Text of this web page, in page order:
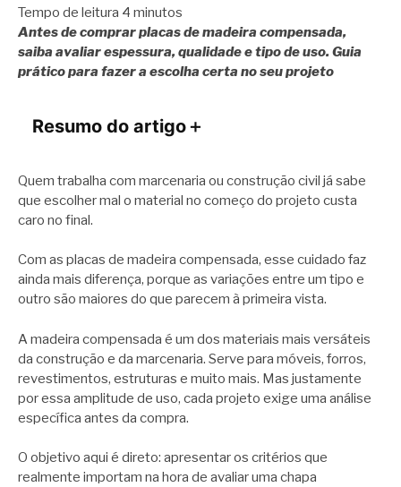
Tempo de leitura 4 minutos
Antes de comprar placas de madeira compensada,
saiba avaliar espessura, qualidade e tipo de uso. Guia
prático para fazer a escolha certa no seu projeto
Resumo do artigo＋
Quem trabalha com marcenaria ou construção civil já sabe
que escolher mal o material no começo do projeto custa
caro no final.
Com as placas de madeira compensada, esse cuidado faz
ainda mais diferença, porque as variações entre um tipo e
outro são maiores do que parecem à primeira vista.
A madeira compensada é um dos materiais mais versáteis
da construção e da marcenaria. Serve para móveis, forros,
revestimentos, estruturas e muito mais. Mas justamente
por essa amplitude de uso, cada projeto exige uma análise
específica antes da compra.
O objetivo aqui é direto: apresentar os critérios que
realmente importam na hora de avaliar uma chapa